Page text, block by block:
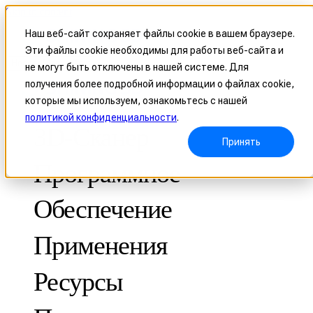
Наш веб-сайт сохраняет файлы cookie в вашем браузере.
Эти файлы cookie необходимы для работы веб-сайта и
не могут быть отключены в нашей системе. Для
получения более подробной информации о файлах cookie,
которые мы используем, ознакомьтесь с нашей
политикой конфиденциальности.
Принять
Skip to content
Header Menu - Text
МЕТРОЛОГИЧЕСКИЕ ДЛЯ КОНТРОЛЯ КАЧЕСТВА
Оптическая координатно-измерительная система
Программное
Обеспечение
Применения
Ресурсы